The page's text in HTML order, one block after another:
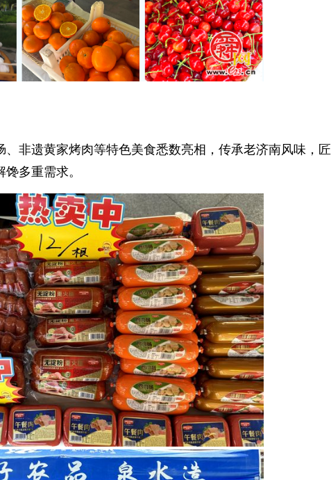
非遗黄家烤肉等特色美食悉数亮相，传承老济南风味，匠
多重需求。